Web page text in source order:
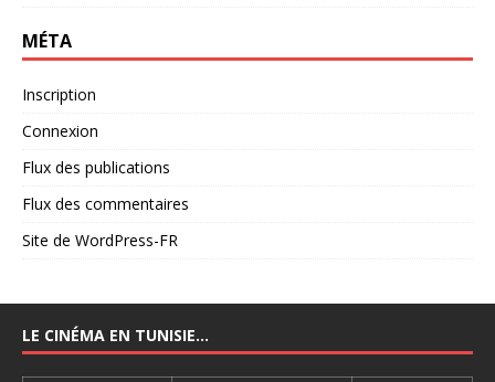
MÉTA
Inscription
Connexion
Flux des publications
Flux des commentaires
Site de WordPress-FR
LE CINÉMA EN TUNISIE…